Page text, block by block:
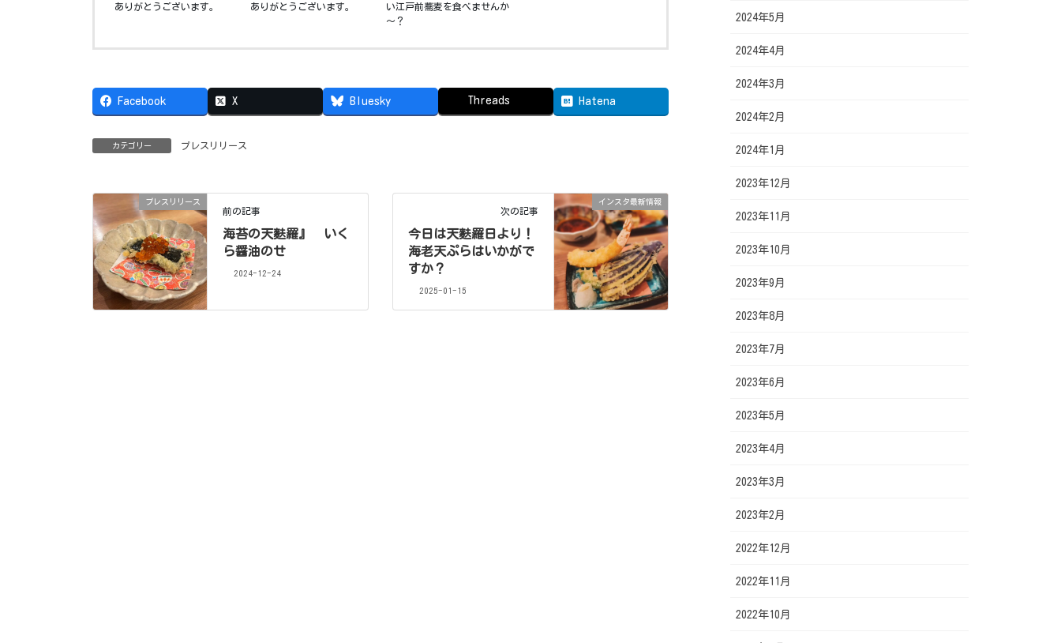
ありがとうございます。
ありがとうございます。
い江戸前蕎麦を食べませんか
～？
Facebook X Bluesky Threads Hatena
カテゴリー プレスリリース
プレスリリース
前の記事
海苔の天麩羅』 いく
ら醤油のせ
2024-12-24
インスタ最新情報
次の記事
今日は天麩羅日より！
海老天ぷらはいかがで
すか？
2025-01-15
2024年5月
2024年4月
2024年3月
2024年2月
2024年1月
2023年12月
2023年11月
2023年10月
2023年9月
2023年8月
2023年7月
2023年6月
2023年5月
2023年4月
2023年3月
2023年2月
2022年12月
2022年11月
2022年10月